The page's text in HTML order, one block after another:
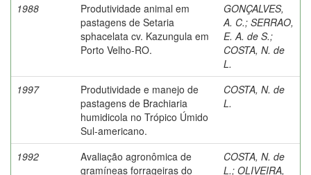
1988
Produtividade animal em
pastagens de Setaria
sphacelata cv. Kazungula em
Porto Velho-RO.
GONÇALVES,
A. C.; SERRAO,
E. A. de S.;
COSTA, N. de
L.
1997
Produtividade e manejo de
pastagens de Brachiaria
humidicola no Trópico Úmido
Sul-americano.
COSTA, N. de
L.
1992
Avaliação agronômica de
gramíneas forrageiras do
COSTA, N. de
L.; OLIVEIRA,